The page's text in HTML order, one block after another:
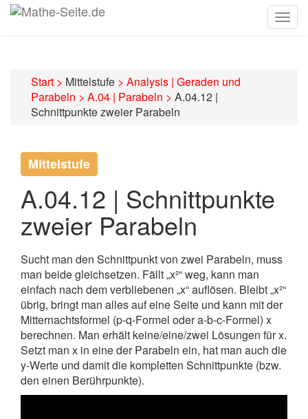
Start > Mittelstufe > Analysis | Geraden und
Parabeln > A.04 | Parabeln > A.04.12 |
Schnittpunkte zweier Parabeln
Mittelstufe
A.04.12 | Schnittpunkte
zweier Parabeln
Sucht man den Schnittpunkt von zwei Parabeln, muss
man beide gleichsetzen. Fällt „x²“ weg, kann man
einfach nach dem verbliebenen „x“ auflösen. Bleibt „x²“
übrig, bringt man alles auf eine Seite und kann mit der
Mitternachtsformel (p-q-Formel oder a-b-c-Formel) x
berechnen. Man erhält keine/eine/zwei Lösungen für x.
Setzt man x in eine der Parabeln ein, hat man auch die
y-Werte und damit die kompletten Schnittpunkte (bzw.
den einen Berührpunkte).